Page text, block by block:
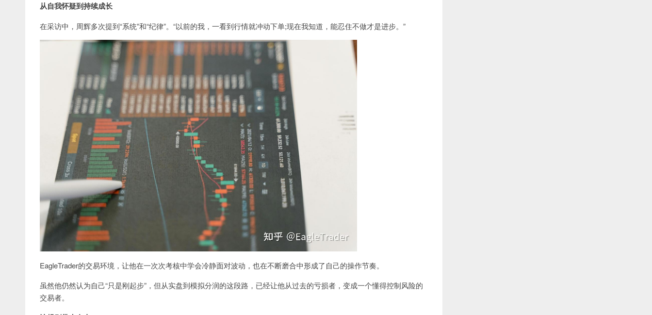
从自我怀疑到持续成长
在采访中，周辉多次提到“系统”和“纪律”。“以前的我，一看到行情就冲动下单;现在我知道，能忍住不做才是进步。”
EagleTrader的交易环境，让他在一次次考核中学会冷静面对波动，也在不断磨合中形成了自己的操作节奏。
虽然他仍然认为自己“只是刚起步”，但从实盘到模拟分润的这段路，已经让他从过去的亏损者，变成一个懂得控制风险的
交易者。